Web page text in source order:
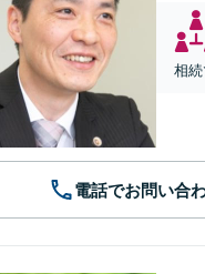
相
電話でお問い合